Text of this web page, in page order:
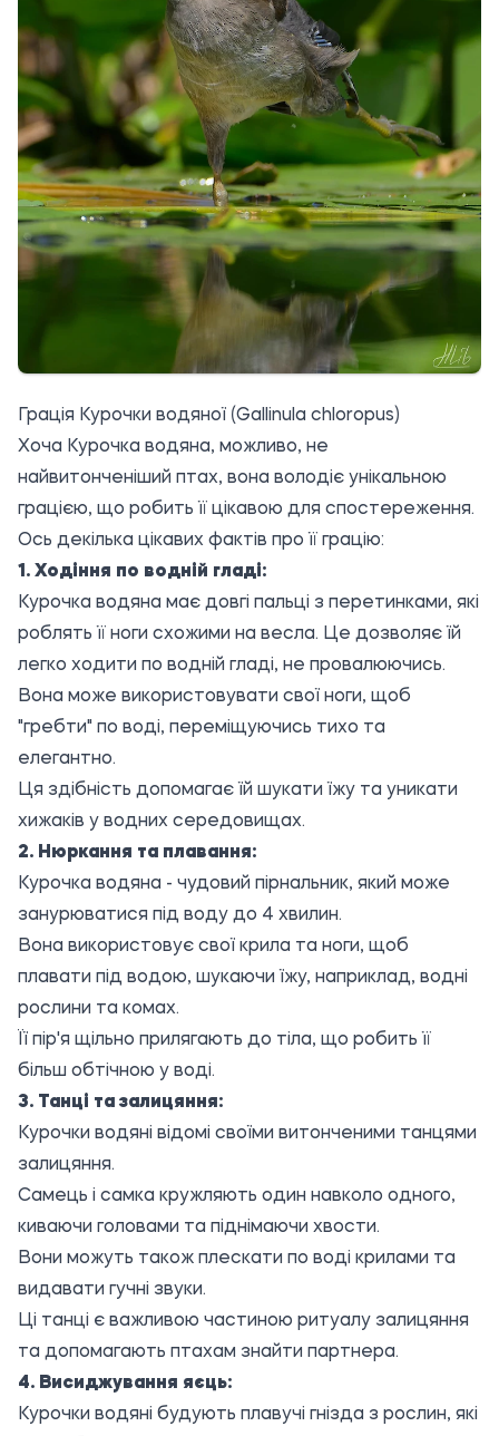
Грація Курочки водяної (Gallinula chloropus)
Хоча Курочка водяна, можливо, не
найвитонченіший птах, вона володіє унікальною
грацією, що робить її цікавою для спостереження.
Ось декілька цікавих фактів про її грацію:
1. Ходіння по водній гладі:
Курочка водяна має довгі пальці з перетинками, які
роблять її ноги схожими на весла. Це дозволяє їй
легко ходити по водній гладі, не провалюючись.
Вона може використовувати свої ноги, щоб
"гребти" по воді, переміщуючись тихо та
елегантно.
Ця здібність допомагає їй шукати їжу та уникати
хижаків у водних середовищах.
2. Нюркання та плавання:
Курочка водяна - чудовий пірнальник, який може
занурюватися під воду до 4 хвилин.
Вона використовує свої крила та ноги, щоб
плавати під водою, шукаючи їжу, наприклад, водні
рослини та комах.
Її пір'я щільно прилягають до тіла, що робить її
більш обтічною у воді.
3. Танці та залицяння:
Курочки водяні відомі своїми витонченими танцями
залицяння.
Самець і самка кружляють один навколо одного,
киваючи головами та піднімаючи хвости.
Вони можуть також плескати по воді крилами та
видавати гучні звуки.
Ці танці є важливою частиною ритуалу залицяння
та допомагають птахам знайти партнера.
4. Висиджування яєць:
Курочки водяні будують плавучі гнізда з рослин, які